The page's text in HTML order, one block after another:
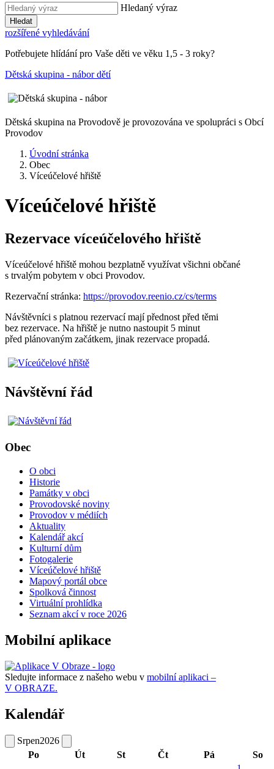
Hledaný výraz
Hledat
rozšířené vyhledávání
Potřebujete hlídání pro Vaše děti ve věku 1,5 - 3 roky?
Dětská skupina - nábor dětí
Dětská skupina na Provodově je provozována ve spolupráci s Obcí
Provodov
Úvodní stránka
Obec
Víceúčelové hřiště
Víceúčelové hřiště
Rezervace víceúčelového hřiště
Víceúčelové hřiště mohou bezplatně využívat všichni občané
s trvalým pobytem v obci Provodov.
Rezervační stránka: https://provodov.reenio.cz/cs/terms
Návštěvníci s platnou rezervací mají přednost před těmi
bez rezervace. Na hřiště je nutno nastoupit 5 minut
před plánovaným začátkem, jinak rezervace propadá.
Návštěvní řád
Obec
O obci
Historie
Památky v obci
Provodovské noviny
Provodov v médiích
Aktuality
Kalendář akcí
Kulturní dům
Fotogalerie
Víceúčelové hřiště
Mapový portál obce
Spolková činnost
Virtuální prohlídka
Seznam akcí v roce 2026
Mobilní aplikace
Sledujte informace z našeho webu v mobilní aplikaci –
V OBRAZE.
Kalendář
Srpen2026
Po
Út St Čt Pá So